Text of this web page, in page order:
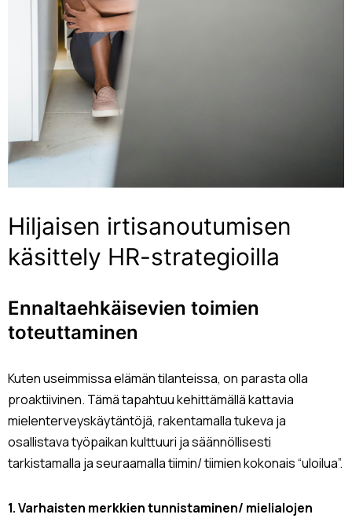
Hiljaisen irtisanoutumisen
käsittely HR-strategioilla
Ennaltaehkäisevien toimien
toteuttaminen
Kuten useimmissa elämän tilanteissa, on parasta olla
proaktiivinen. Tämä tapahtuu kehittämällä kattavia
mielenterveyskäytäntöjä, rakentamalla tukeva ja
osallistava työpaikan kulttuuri ja säännöllisesti
tarkistamalla ja seuraamalla tiimin/ tiimien kokonais “uloilua”.
1. Varhaisten merkkien tunnistaminen/ mielialojen